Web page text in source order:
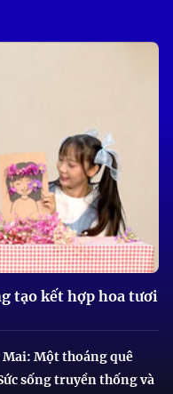
tạo kết hợp hoa tươi
Mai: Một thoáng quê
sống truyền thống và